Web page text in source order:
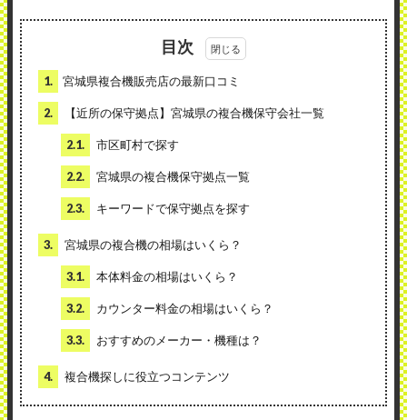
目次
1. 宮城県複合機販売店の最新口コミ
2. 【近所の保守拠点】宮城県の複合機保守会社一覧
2.1. 市区町村で探す
2.2. 宮城県の複合機保守拠点一覧
2.3. キーワードで保守拠点を探す
3. 宮城県の複合機の相場はいくら？
3.1. 本体料金の相場はいくら？
3.2. カウンター料金の相場はいくら？
3.3. おすすめのメーカー・機種は？
4. 複合機探しに役立つコンテンツ